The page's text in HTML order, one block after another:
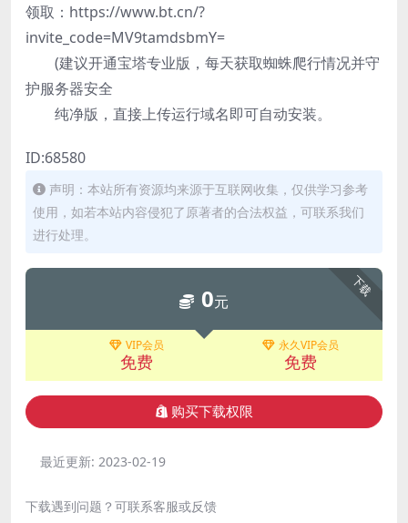
领取：https://www.bt.cn/?
invite_code=MV9tamdsbmY=
(建议开通宝塔专业版，每天获取蜘蛛爬行情况并守
护服务器安全
纯净版，直接上传运行域名即可自动安装。
ID:68580
声明：本站所有资源均来源于互联网收集，仅供学习参考
使用，如若本站内容侵犯了原著者的合法权益，可联系我们
进行处理。
下载
0元
VIP会员
免费
永久VIP会员
免费
购买下载权限
最近更新: 2023-02-19
下载遇到问题？可联系客服或反馈